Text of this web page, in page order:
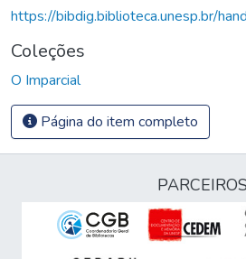
https://bibdig.biblioteca.unesp.br/
Coleções
O Imparcial
Página do item completo
PARCEIROS